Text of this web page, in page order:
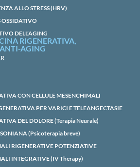
ALLO STRESS (HRV)
OSSIDATIVO
DELL’AGING
RIGENERATIVA,
AGING
CON CELLULE MESENCHIMALI
PER VARICI E TELEANGECTASIE
DEL DOLORE (Terapia Neurale)
(Psicoterapia breve)
RIGENERATIVE POTENZIATIVE
INTEGRATIVE (IV Therapy)